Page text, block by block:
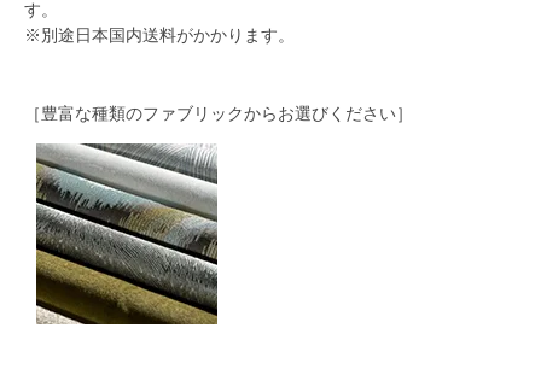
す。
※別途日本国内送料がかかります。
［豊富な種類のファブリックからお選びください］